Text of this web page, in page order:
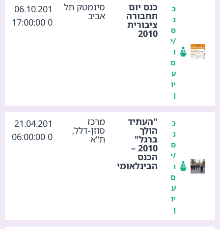
כ
נ
ס
/י
ו
ם
ע
יו
ן
כנס יום
תחבורה
ציבורית
2010
סינמטק תל
אביב
06.10.201
0 17:00:00
כ
נ
ס
/י
ו
ם
ע
יו
ן
"העתיד
הולך
ברגל"
2010 –
הכנס
הבינלאומי
מרכז
סוזן-דלל,
ת"א
21.04.201
0 06:00:00